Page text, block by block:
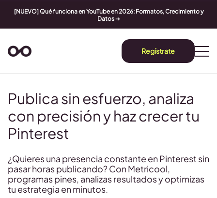
[NUEVO] Qué funciona en YouTube en 2026: Formatos, Crecimiento y
Datos➔
Regístrate
Publica sin esfuerzo, analiza
con precisión y haz crecer tu
Pinterest
¿Quieres una presencia constante en Pinterest sin
pasar horas publicando? Con Metricool,
programas pines, analizas resultados y optimizas
tu estrategia en minutos.